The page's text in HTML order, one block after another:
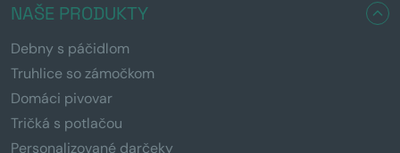
NAŠE PRODUKTY
Debny s páčidlom
Truhlice so zámočkom
Domáci pivovar
Tričká s potlačou
Personalizované darčeky